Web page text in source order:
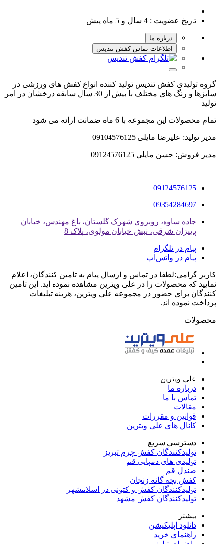
تاریخ عضویت : 4 سال و 5 ماه پیش
درباره ما
اطلاعات تماس کفش تندیس
گروه تولیدی کفش تندیس تولید کننده انواع کفش های ورزشی در
سایزها و رنگ های مختلف با بیش از 30 سال سابقه درخشان در امر
تولید
تمام محصولات این مجموعه با 6 ماه ضمانت ارائه می شود
مدیر تولید: علیرضا مایلی 09104576125
مدیر فروش: حسن مایلی 09124576125
09124576125
09354284697
جاده ساوه، روبروی شهرک گلستان، باغ مهندس، خیابان
پاییزان شرقی، نبش خیابان مولوی، پلاک 8
پیام در تلگرام
پیام در واتس‌اپ
کاربر گرامی:لطفا در تماس و ارسال پیام به تامین کنندگان، اعلام
نمایید که محصولات را در علی ویترین مشاهده نموده اید. این تامین
کنندگان برای حضور در مجموعه علی ویترین، هزینه تبلیغات
پرداخت نموده اند.
محصولات
علی ویترین
درباره ما
تماس با ما
مقالات
قوانین و مقررات
کانال های علی ویترین
دسترسی سریع
تولیدکنندگان کفش چرم تبریز
تولیدی های دمپایی قم
صندل قم
کفش بچه گانه زنجان
تولیدکنندگان کفش و کتونی در اسلامشهر
تولیدکنندگان کفش مشهد
بیشتر
دانلود اپلیکیشن
راهنمای خرید